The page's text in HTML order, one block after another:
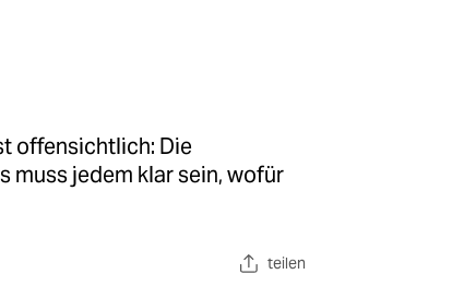
offensichtlich: Die
muss jedem klar sein, wofür
teilen